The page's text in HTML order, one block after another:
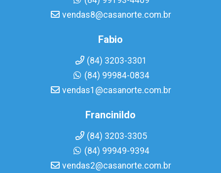
vendas8@casanorte.com.br
Fabio
(84) 3203-3301
(84) 99984-0834
vendas1@casanorte.com.br
Francinildo
(84) 3203-3305
(84) 99949-9394
vendas2@casanorte.com.br